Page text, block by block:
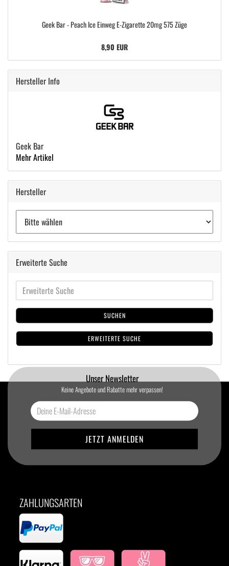
Geek Bar - Peach Ice Einweg E-Zigarette 20mg 575 Züge
8,90 EUR
Hersteller Info
Geek Bar
Mehr Artikel
Hersteller
Erweiterte Suche
SUCHEN
ERWEITERTE SUCHE
Unser Newsletter
Keine Angebote und Rabatte mehr verpassen!
ZAHLUNGSARTEN